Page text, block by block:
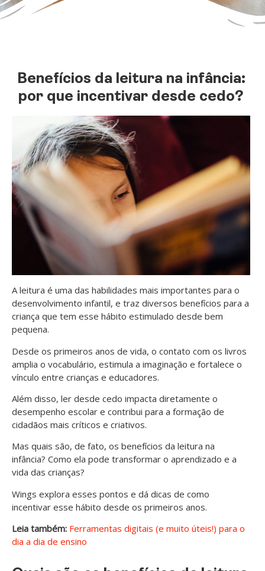
Benefícios da leitura na infância:
por que incentivar desde cedo?
A leitura é uma das habilidades mais importantes para o
desenvolvimento infantil, e traz diversos benefícios para a
criança que tem esse hábito estimulado desde bem
pequena.
Desde os primeiros anos de vida, o contato com os livros
amplia o vocabulário, estimula a imaginação e fortalece o
vínculo entre crianças e educadores.
Além disso, ler desde cedo impacta diretamente o
desempenho escolar e contribui para a formação de
cidadãos mais críticos e criativos.
Mas quais são, de fato, os benefícios da leitura na
infância? Como ela pode transformar o aprendizado e a
vida das crianças?
Wings explora esses pontos e dá dicas de como
incentivar esse hábito desde os primeiros anos.
Leia também: Ferramentas digitais (e muito úteis!) para o
dia a dia de ensino